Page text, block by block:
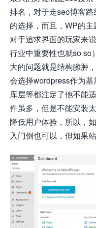
排名，对于走seo博客
的选择，而且，WP的
对于追求界面的玩家来
行业中重要性也就so so
大的问题就是结构臃肿
会选择wordpress作为
库层等都注定了他不能
件虽多，但是不能安装
降低用户体验，所以，
入门倒也可以，但如果